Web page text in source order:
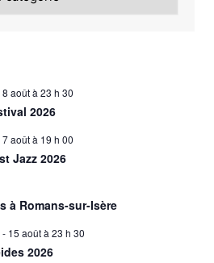
8 août à 23 h 30
2026
7 août à 19 h 00
Jazz 2026
à Romans-sur-Isère
- 15 août à 23 h 30
2026